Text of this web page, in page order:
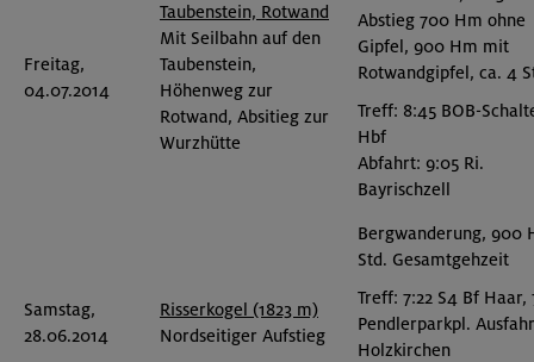
Freitag,
04.07.2014
Taubenstein, Rotwand
Mit Seilbahn auf den
Taubenstein,
Höhenweg zur
Rotwand, Absitieg zur
Wurzhütte
Abstieg 700 Hm ohne
Gipfel, 900 Hm mit
Rotwandgipfel, ca. 4
Treff: 8:45 BOB-
Hbf
Abfahrt: 9:05 Ri.
Bayrischzell
Samstag,
28.06.2014
Risserkogel (1823 m)
Nordseitiger Aufstieg
Bergwanderung, 900
Std. Gesamtgehzeit
Treff: 7:22 S4 Bf Haar,
Pendlerparkpl.
Holzkirchen